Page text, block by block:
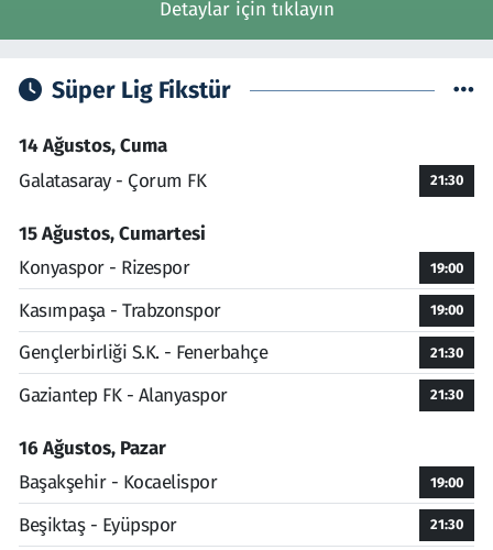
Detaylar için tıklayın
Süper Lig Fikstür
14 Ağustos, Cuma
Galatasaray - Çorum FK
21:30
15 Ağustos, Cumartesi
Konyaspor - Rizespor
19:00
Kasımpaşa - Trabzonspor 19:00
Gençlerbirliği S.K. - Fenerbahçe 21:30
Gaziantep FK - Alanyaspor 21:30
16 Ağustos, Pazar
Başakşehir - Kocaelispor
19:00
Beşiktaş - Eyüpspor 21:30